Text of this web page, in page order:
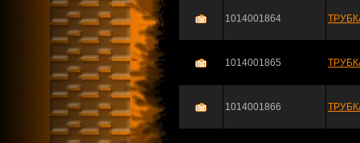
1014001864
1014001865
1014001866